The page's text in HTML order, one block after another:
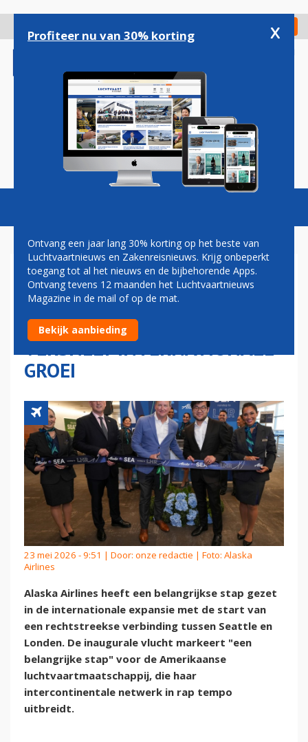
gaan
Check in
Magazine Podcasts Vacatures
ALASKA AIRLINES START
NON-STOPVERBINDING
SEATTLE–LONDEN EN
VERSNELT INTERNATIONALE
GROEI
23 mei 2026 - 9:51 | Door: onze redactie | Foto: Alaska
Airlines
Alaska Airlines heeft een belangrijkse stap gezet
in de internationale expansie met de start van
een rechtstreekse verbinding tussen Seattle en
Londen. De inaugurale vlucht markeert "een
belangrijke stap" voor de Amerikaanse
luchtvaartmaatschappij, die haar
intercontinentale netwerk in rap tempo
uitbreidt.
Profiteer nu van 30% korting x
Ontvang een jaar lang 30% korting op het beste van
Luchtvaartnieuws en Zakenreisnieuws. Krijg onbeperkt
toegang tot al het nieuws en de bijbehorende Apps.
Ontvang tevens 12 maanden het Luchtvaartnieuws
Magazine in de mail of op de mat.
Bekijk aanbieding